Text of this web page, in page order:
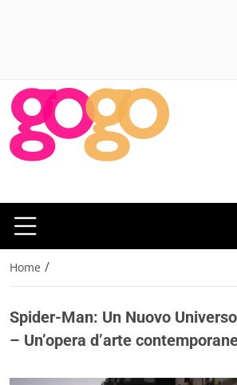
Home /
Spider-Man: Un Nuovo Universo
– Un’opera d’arte